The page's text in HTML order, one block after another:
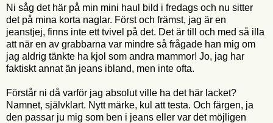
Ni såg det här på min mini haul bild i fredags och nu sitter
det på mina korta naglar. Först och främst, jag är en
jeanstjej, finns inte ett tvivel på det. Det är till och med så illa
att när en av grabbarna var mindre så frågade han mig om
jag aldrig tänkte ha kjol som andra mammor! Jo, jag har
faktiskt annat än jeans ibland, men inte ofta.
Förstår ni då varför jag absolut ville ha det här lacket?
Namnet, självklart. Nytt märke, kul att testa. Och färgen, ja
den passar ju mig som ben i jeans eller var det möjligen